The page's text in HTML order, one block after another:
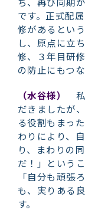
です。正式配
修があるとい
し、原点に立
修、３年目研
の防止にもつ
（水谷様）
私
だきましたが
る役割もまっ
わりにより、
り、まわりの
だ！」という
「自分も頑張
も、実りある
す。